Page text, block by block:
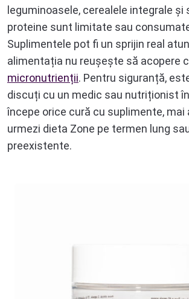
leguminoasele, cerealele integrale și
proteine sunt limitate sau
Suplimentele pot fi un sprijin real
alimentația nu reușește să acopere
micronutrienții. Pentru siguranță,
discuți cu un medic sau nutriționist
începe orice cură cu suplimente, mai
urmezi dieta Zone pe termen lung
preexistente.